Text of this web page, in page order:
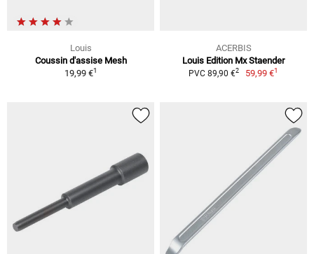
Louis
Coussin d'assise Mesh
19,99 €1
ACERBIS
Louis Edition Mx Staender
PVC 89,90 €2 59,99 €1